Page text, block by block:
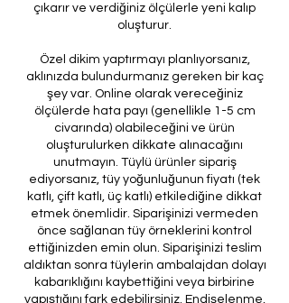
çıkarır ve verdiğiniz ölçülerle yeni kalıp
oluşturur.
Özel dikim yaptırmayı planlıyorsanız,
aklınızda bulundurmanız gereken bir kaç
şey var. Online olarak vereceğiniz
ölçülerde hata payı (genellikle 1-5 cm
civarında) olabileceğini ve ürün
oluşturulurken dikkate alınacağını
unutmayın. Tüylü ürünler sipariş
ediyorsanız, tüy yoğunluğunun fiyatı (tek
katlı, çift katlı, üç katlı) etkilediğine dikkat
etmek önemlidir. Siparişinizi vermeden
önce sağlanan tüy örneklerini kontrol
ettiğinizden emin olun. Siparişinizi teslim
aldıktan sonra tüylerin ambalajdan dolayı
kabarıklığını kaybettiğini veya birbirine
yapıştığını fark edebilirsiniz. Endişelenme,